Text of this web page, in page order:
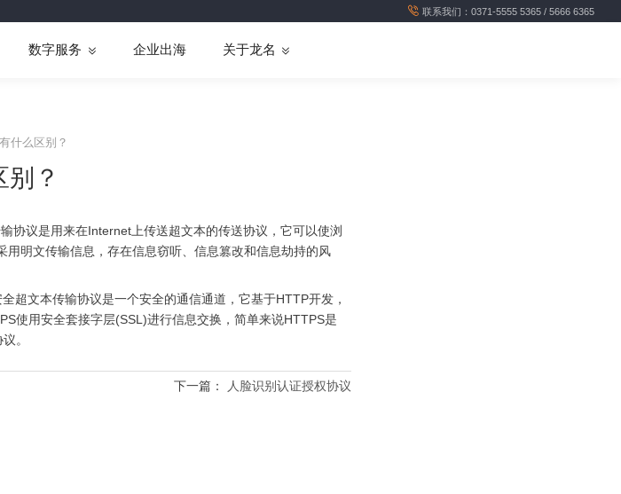
联系我们：0371-5555 5365 / 5666 6365
数字服务 企业出海 关于龙名
什么区别？
？
协议是用来在Internet上传送超文本的传送协议，它可以使浏
明文传输信息，存在信息窃听、信息篡改和信息劫持的风
超文本传输协议是一个安全的通信通道，它基于HTTP开发，
使用安全套接字层(SSL)进行信息交换，简单来说HTTPS是
。
下一篇： 人脸识别认证授权协议